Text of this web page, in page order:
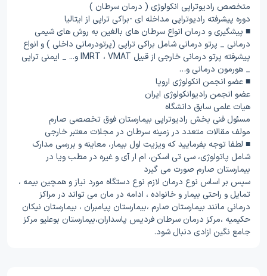
متخصص رادیوتراپی انکولوژی ( درمان سرطان )
دوره پیشرفته رادیوتراپی مداخله ای -براکی تراپی از ایتالیا
■ پیشگیری و درمان انواع سرطان های بالغین به روش های شیمی
درمانی _ پرتو درمانی شامل براکی تراپی (پرتودرمانی داخلی ) و انواع
پیشرفته پرتو درمانی خارجی از قبیل IMRT ، VMAT و... _ ایمنی تراپی
_ هورمون درمانی و…
■ عضو انجمن انکولوژی اروپا
عضو انجمن رادیوانکولوژی ایران
هیات علمی سابق دانشگاه
مسئول فنی بخش رادیوتراپی بیمارستان فوق تخصصی صارم
مولف مقالات متعدد در زمینه سرطان در مجلات معتبر خارجی
■ لطفا توجه بفرمایید که ویزیت اول بیمار، معاینه و بررسی مدارک
شامل پاتولوژی، سی تی اسکن، ام ار آی و غیره در مطب ویا در
بیمارستان صارم صورت می گیرد
سپس بر اساس نوع درمان لازم نوع دستگاه مورد نیاز و همچین بیمه ،
تمایل و راحتی بیمار و خانواده ، ادامه در مان می تواند در مراکز
درمانی مانند بیمارستان صارم ،بیمارستان پیامبران ، بیمارستان نیکان
حکیمیه ،مرکز درمان سرطان فردیس پاسداران،بیمارستان بوعلیو مرکز
جامع نگین ازادی دنبال شود.